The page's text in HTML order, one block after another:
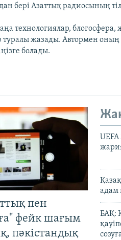
бері Азаттық радиосының
технологиялар, блогосфера,
туралы жазады. Автормен оның
болады.
пен
фейк шағым
пәкістандық
адам
БАҚ: